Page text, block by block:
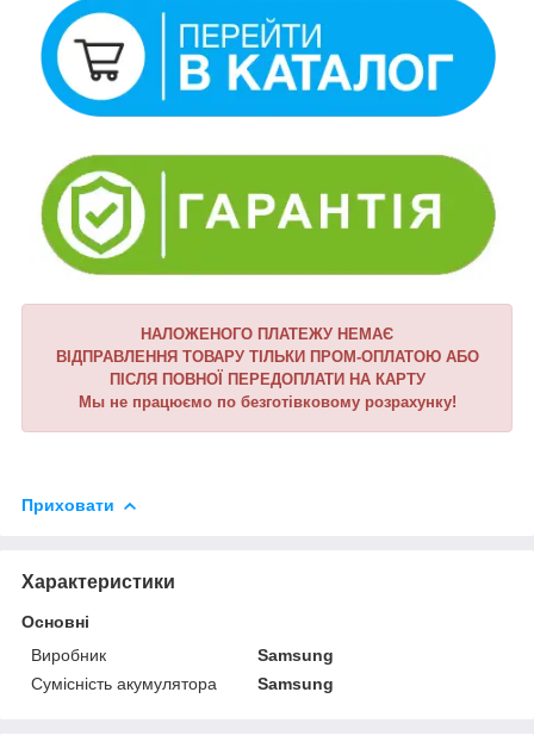
НАЛОЖЕНОГО ПЛАТЕЖУ НЕМАЄ
ВІДПРАВЛЕННЯ ТОВАРУ ТІЛЬКИ ПРОМ-ОПЛАТОЮ АБО
ПІСЛЯ ПОВНОЇ ПЕРЕДОПЛАТИ НА КАРТУ
Мы не працюємо по безготівковому розрахунку!
Приховати
Характеристики
Основні
Виробник
Samsung
Сумісність акумулятора
Samsung